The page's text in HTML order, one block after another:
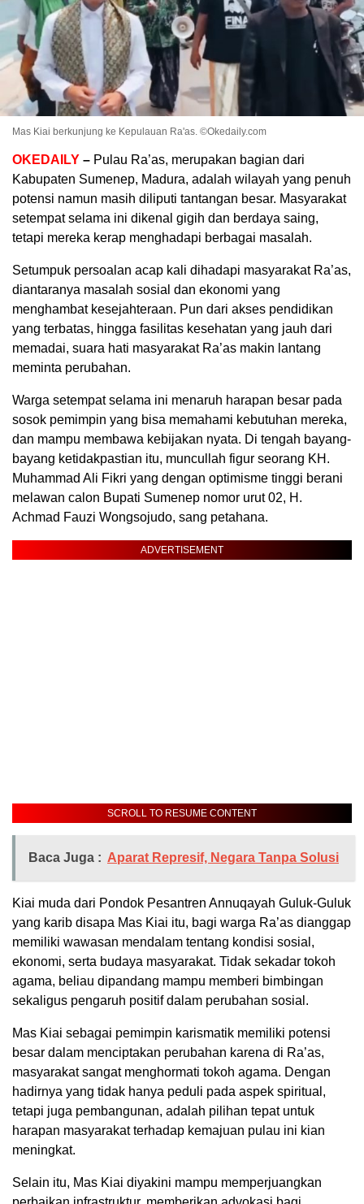
Mas Kiai berkunjung ke Kepulauan Ra'as. ©Okedaily.com
OKEDAILY – Pulau Ra’as, merupakan bagian dari
Kabupaten Sumenep, Madura, adalah wilayah yang penuh
potensi namun masih diliputi tantangan besar. Masyarakat
setempat selama ini dikenal gigih dan berdaya saing,
tetapi mereka kerap menghadapi berbagai masalah.
Setumpuk persoalan acap kali dihadapi masyarakat Ra’as,
diantaranya masalah sosial dan ekonomi yang
menghambat kesejahteraan. Pun dari akses pendidikan
yang terbatas, hingga fasilitas kesehatan yang jauh dari
memadai, suara hati masyarakat Ra’as makin lantang
meminta perubahan.
Warga setempat selama ini menaruh harapan besar pada
sosok pemimpin yang bisa memahami kebutuhan mereka,
dan mampu membawa kebijakan nyata. Di tengah bayang-
bayang ketidakpastian itu, muncullah figur seorang KH.
Muhammad Ali Fikri yang dengan optimisme tinggi berani
melawan calon Bupati Sumenep nomor urut 02, H.
Achmad Fauzi Wongsojudo, sang petahana.
ADVERTISEMENT
SCROLL TO RESUME CONTENT
Baca Juga : Aparat Represif, Negara Tanpa Solusi
Kiai muda dari Pondok Pesantren Annuqayah Guluk-Guluk
yang karib disapa Mas Kiai itu, bagi warga Ra’as dianggap
memiliki wawasan mendalam tentang kondisi sosial,
ekonomi, serta budaya masyarakat. Tidak sekadar tokoh
agama, beliau dipandang mampu memberi bimbingan
sekaligus pengaruh positif dalam perubahan sosial.
Mas Kiai sebagai pemimpin karismatik memiliki potensi
besar dalam menciptakan perubahan karena di Ra’as,
masyarakat sangat menghormati tokoh agama. Dengan
hadirnya yang tidak hanya peduli pada aspek spiritual,
tetapi juga pembangunan, adalah pilihan tepat untuk
harapan masyarakat terhadap kemajuan pulau ini kian
meningkat.
Selain itu, Mas Kiai diyakini mampu memperjuangkan